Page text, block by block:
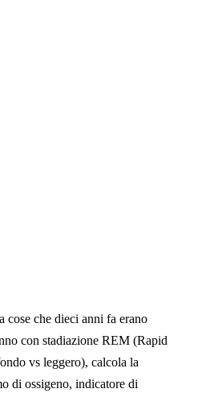
cose che dieci anni fa erano
con stadiazione REM (Rapid
vs leggero), calcola la
di ossigeno, indicatore di